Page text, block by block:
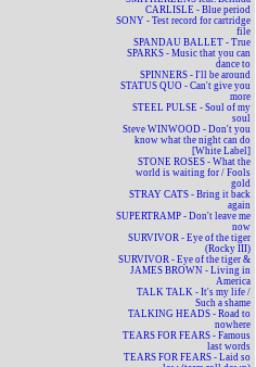
CARLISLE - Blue period
SONY - Test record for cartridge
file
SPANDAU BALLET - True
SPARKS - Music that you can
dance to
SPINNERS - I'll be around
STATUS QUO - Can't give you
more
STEEL PULSE - Soul of my
soul
Steve WINWOOD - Don't you
know what the night can do
[White Label]
STONE ROSES - What the
world is waiting for / Fools
gold
STRAY CATS - Bring it back
again
SUPERTRAMP - Don't leave me
now
SURVIVOR - Eye of the tiger
(Rocky III)
SURVIVOR - Eye of the tiger &
JAMES BROWN - Living in
America
TALK TALK - It's my life /
Such a shame
TALKING HEADS - Road to
nowhere
TEARS FOR FEARS - Famous
last words
TEARS FOR FEARS - Laid so